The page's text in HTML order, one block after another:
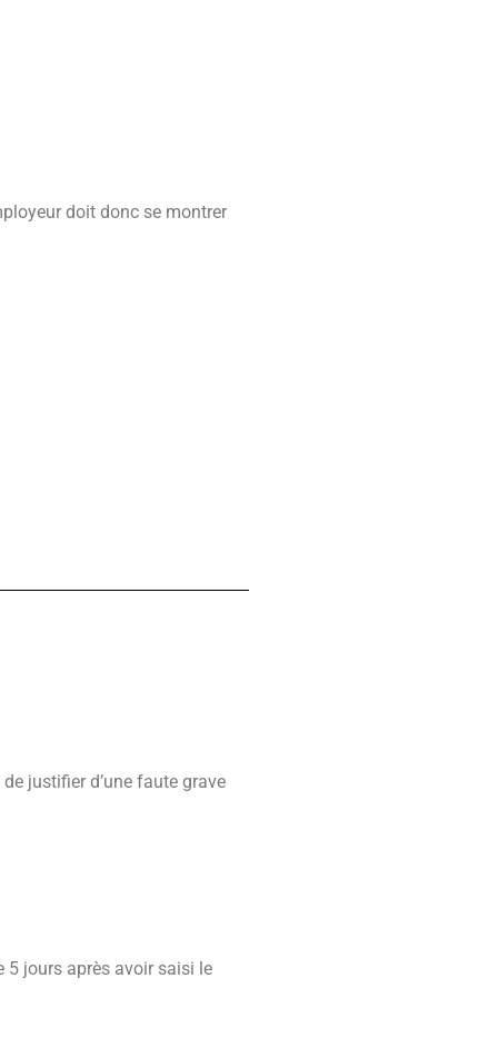
doit donc se montrer
justifier d’une faute grave
5 jours après avoir saisi le